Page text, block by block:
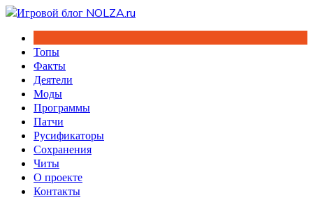
Перейти
содержимому
Топы
Факты
Деятели
Моды
Программы
Патчи
Русификаторы
Сохранения
Читы
О проекте
Контакты